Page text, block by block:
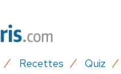
Recettes Quiz